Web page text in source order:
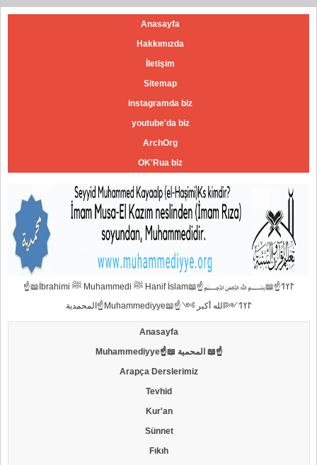
Anasayfa
Hakkımızda
İletişim
Sitemap
instagramda biz
youtube'da biz
ArchOrg
OK'Rua biz
☝📖İbrahimi ﷺ Muhammedi ﷺ Hanif İslam📖☝﷽𐰃𐰠𐰯☝📖
المحمدية☝Muhammediyye📖☝𐰃𐰠𐰯༺الله أكبر ༻
Anasayfa
Muhammediyye☝📖 المحمية 📖☝
Arapça Derslerimiz
Tevhid
Kur'an
Sünnet
Fıkıh